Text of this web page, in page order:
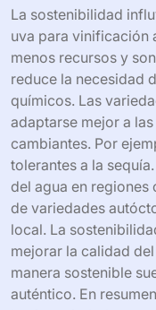
Ambas variedades
en regiones
cambio en las
vinos más ricos y
¿Cómo influye
elección de
vinificación?
La sostenibilidad
uva para vinificación
menos recursos y
reduce la necesidad
químicos. Las
adaptarse mejor a